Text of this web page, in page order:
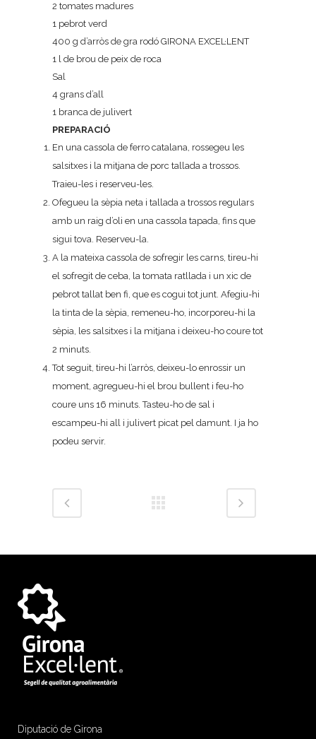
2 tomates madures
1 pebrot verd
400 g d’arròs de gra rodó GIRONA EXCEL·LENT
1 l de brou de peix de roca
Sal
4 grans d’all
1 branca de julivert
PREPARACIÓ
En una cassola de ferro catalana, rossegeu les
salsitxes i la mitjana de porc tallada a trossos.
Traieu-les i reserveu-les.
Ofegueu la sèpia neta i tallada a trossos regulars
amb un raig d’oli en una cassola tapada, fins que
sigui tova. Reserveu-la.
A la mateixa cassola de sofregir les carns, tireu-hi
el sofregit de ceba, la tomata ratllada i un xic de
pebrot tallat ben fi, que es cogui tot junt. Afegiu-hi
la tinta de la sèpia, remeneu-ho, incorporeu-hi la
sèpia, les salsitxes i la mitjana i deixeu-ho coure tot
2 minuts.
Tot seguit, tireu-hi l’arròs, deixeu-lo enrossir un
moment, agregueu-hi el brou bullent i feu-ho
coure uns 16 minuts. Tasteu-ho de sal i
escampeu-hi all i julivert picat pel damunt. I ja ho
podeu servir.
Diputació de Girona